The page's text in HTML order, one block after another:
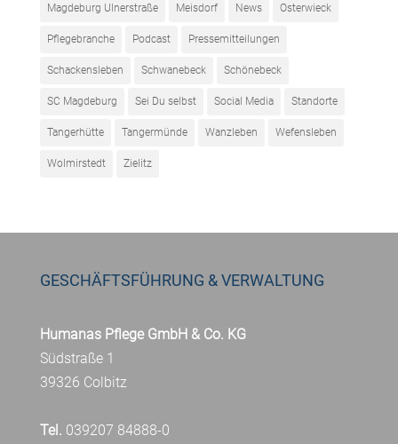
Magdeburg Ulnerstraße Meisdorf News Osterwieck
Pflegebranche Podcast Pressemitteilungen
Schackensleben Schwanebeck Schönebeck
SC Magdeburg Sei Du selbst Social Media Standorte
Tangerhütte Tangermünde Wanzleben Wefensleben
Wolmirstedt Zielitz
GESCHÄFTSFÜHRUNG & VERWALTUNG
Humanas Pflege GmbH & Co. KG
Südstraße 1
39326 Colbitz
Tel. 039207 84888-0